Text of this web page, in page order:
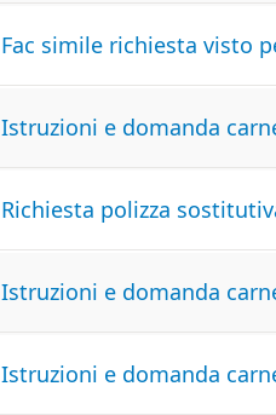
Fac simile richiesta visto
Istruzioni e domanda
Richiesta polizza
Istruzioni e domanda
Istruzioni e domanda